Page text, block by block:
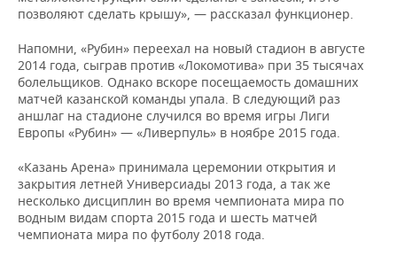
ХОККЕЙ С МЯЧОМ
позволяют сделать крышу», — рассказал функционер.
Напомни, «Рубин» переехал на новый стадион в августе
2014 года, сыграв против «Локомотива» при 35 тысячах
болельщиков. Однако вскоре посещаемость домашних
матчей казанской команды упала. В следующий раз
аншлаг на стадионе случился во время игры Лиги
Европы «Рубин» — «Ливерпуль» в ноябре 2015 года.
«Казань Арена» принимала церемонии открытия и
закрытия летней Универсиады 2013 года, а так же
несколько дисциплин во время чемпионата мира по
водным видам спорта 2015 года и шесть матчей
чемпионата мира по футболу 2018 года.